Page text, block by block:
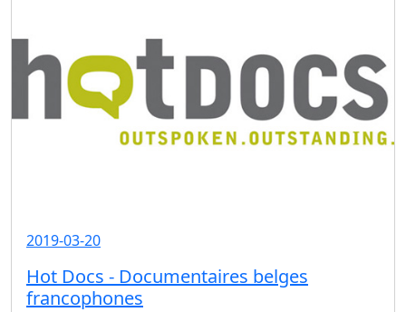
2019-03-20
Hot Docs - Documentaires belges
francophones